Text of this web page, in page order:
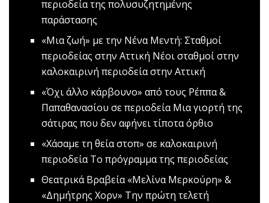
περιοδεία της πολυσυζητημένης
παράστασης
«Μια ζωή» με την Νένα Μεντή: Σταθμοί
περιοδείας στην Αττική Νέοι σταθμοί στην
καλοκαιρινή περιοδεία στην Αττική
«Όχι άλλο κάρβουνο» από τους Ρέππα &
Παπαθανασίου σε περιοδείαΜια γιορτή της
σάτιρας που δεν αφήνει τίποτα όρθιο
«Χάσαμε τη θεία στοπ» σε καλοκαιρινή
περιοδείαΤο πρόγραμμα της περιοδείας
Θεατρικά Βραβεία «Μελίνα Μερκούρη» &
«Δημήτρης Χορν» Την πρώτη τελετή